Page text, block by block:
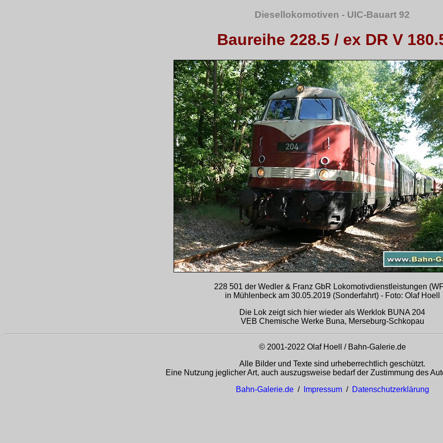
Diesellokomotiven - UIC-Bauart 92
Baureihe 228.5 / ex DR V
228 501 der Wedler & Franz GbR Lokomotivdienstleistungen
in Mühlenbeck am 30.05.2019 (Sonderfahrt) - Foto: Olaf Hoell
Die Lok zeigt sich hier wieder als Werklok BUNA 204
VEB Chemische Werke Buna, Merseburg-Schkopau
© 2001-2022 Olaf Hoell / Bahn-Galerie.de
Alle Bilder und Texte sind urheberrechtlich geschützt.
Eine Nutzung jeglicher Art, auch auszugsweise bedarf der Zustimmung des
Bahn-Galerie.de / Impressum/ Datenschutzerklärung